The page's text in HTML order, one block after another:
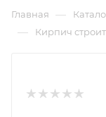
Главная —
— Кирпич